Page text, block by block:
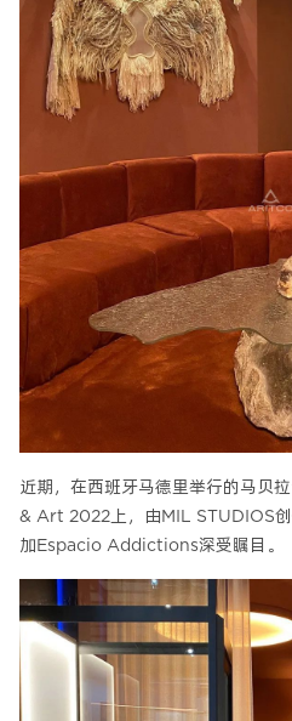
近期，在西班牙马德里举行的马贝
& Art 2022上，由MIL STUDIOS创
加Espacio Addictions深受瞩目。